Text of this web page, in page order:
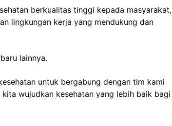
berkualitas tinggi kepada masyarakat,
lingkungan kerja yang mendukung dan
lainnya.
untuk bergabung dengan tim kami
wujudkan kesehatan yang lebih baik bagi